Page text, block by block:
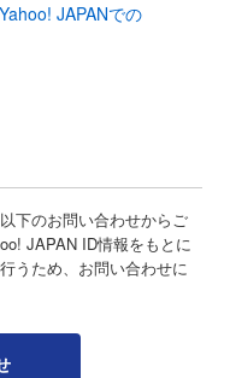
JAPANでの
下のお問い合わせからご
JAPAN ID情報をもとに
うため、お問い合わせに